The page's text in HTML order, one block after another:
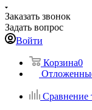
Заказать звонок
Задать вопрос
Войти
Корзина0
Сравнение